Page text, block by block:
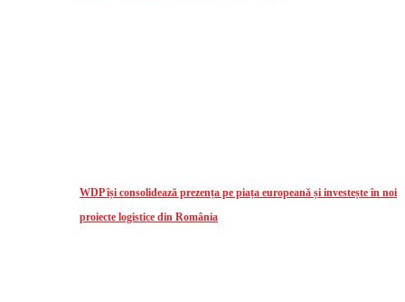
WDP își consolidează prezența pe piața europeană și investește în noi
proiecte logistice din România